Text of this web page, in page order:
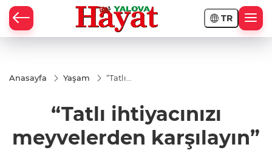
TR
Anasayfa Yaşam
“Tatlı
karşılayın”
“Tatlı ihtiyacınızı
meyvelerden karşılayın”